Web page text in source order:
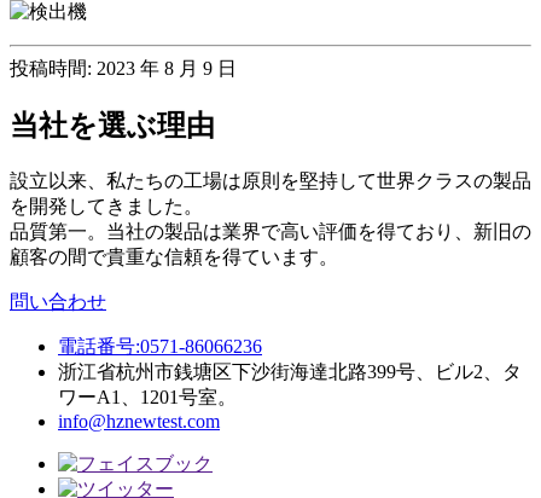
投稿時間: 2023 年 8 月 9 日
当社を選ぶ理由
設立以来、私たちの工場は原則を堅持して世界クラスの製品
を開発してきました。
品質第一。当社の製品は業界で高い評価を得ており、新旧の
顧客の間で貴重な信頼を得ています。
問い合わせ
電話番号:0571-86066236
浙江省杭州市銭塘区下沙街海達北路399号、ビル2、タ
ワーA1、1201号室。
info@hznewtest.com